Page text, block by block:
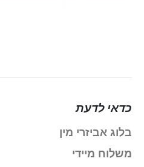
כדאי לדעת
בלוג אביזרי מין
משלוח מיידי